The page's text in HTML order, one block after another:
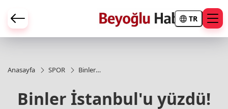
TR
Anasayfa SPOR
Binler
Binler İstanbul'u yüzdü!